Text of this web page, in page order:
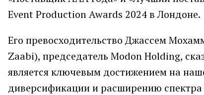
Event Production Awards 2024 в Лондоне.
Его превосходительство Джассем
Zaabi), председатель Modon Holding,
является ключевым достижением на
диверсификации и расширению